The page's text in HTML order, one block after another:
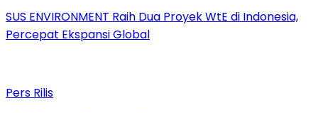
SUS ENVIRONMENT Raih Dua Proyek WtE di Indonesia,
Percepat Ekspansi Global
Pers Rilis